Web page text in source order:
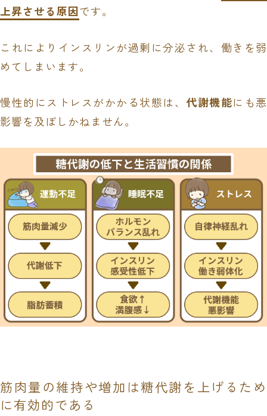
上昇させる原因です。
これによりインスリンが過剰に分泌され、働きを弱
めてしまいます。
慢性的にストレスがかかる状態は、代謝機能にも悪
影響を及ぼしかねません。
筋肉量の維持や増加は糖代謝を上げるため
に有効的である